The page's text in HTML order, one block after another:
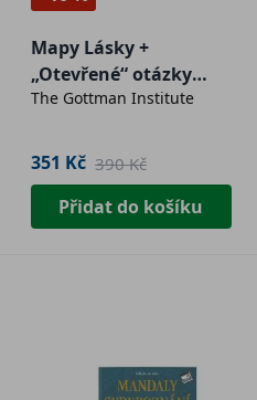
Mapy Lásky +
„Otevřené“ otázky
(dva balíčky karet v
The Gottman Institute
351 Kč 390 Kč
Přidat do košíku